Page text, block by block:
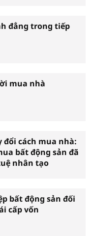
đẳng trong tiếp
mua nhà
đổi cách mua nhà:
bất động sản đã
nhân tạo
bất động sản đối
cấp vốn